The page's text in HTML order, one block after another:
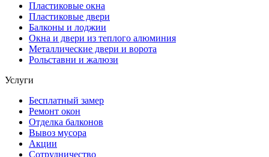
Пластиковые окна
Пластиковые двери
Балконы и лоджии
Окна и двери из теплого алюминия
Металлические двери и ворота
Рольставни и жалюзи
Услуги
Бесплатный замер
Ремонт окон
Отделка балконов
Вывоз мусора
Акции
Сотрудничество